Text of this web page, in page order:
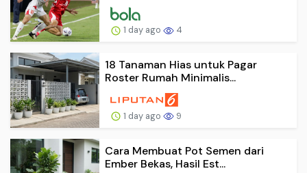
1 day ago 4
18 Tanaman Hias untuk Pagar
Roster Rumah Minimalis...
1 day ago 9
Cara Membuat Pot Semen dari
Ember Bekas, Hasil Est...